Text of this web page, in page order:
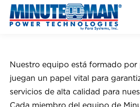
Nuestro equipo está formado por
juegan un papel vital para
servicios de alta calidad para